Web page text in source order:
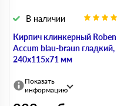
Кирпич клинкерный Roben
Accum blau-braun гладкий,
240х115х71 мм
В наличии
Показать
информацию